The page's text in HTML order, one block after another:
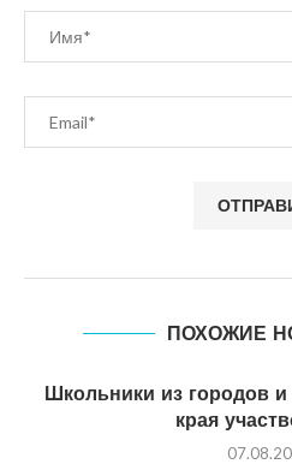
ПОХОЖИЕ
Школьники из городов
края